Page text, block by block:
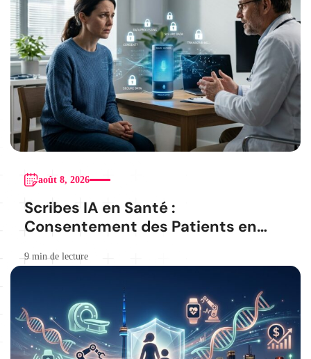
août 8, 2026
Scribes IA en Santé :
Consentement des Patients en
9 min de lecture